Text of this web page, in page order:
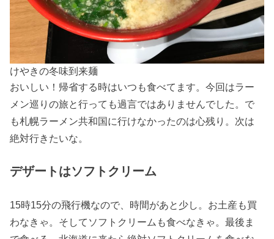
けやきの冬味到来麺
おいしい！帰省する時はいつも食べてます。今回はラー
メン巡りの旅と行っても過言ではありませんでした。で
も札幌ラーメン共和国に行けなかったのは心残り。次は
絶対行きたいな。
デザートはソフトクリーム
15時15分の飛行機なので、時間があと少し。お土産も買
わなきゃ。そしてソフトクリームも食べなきゃ。最後ま